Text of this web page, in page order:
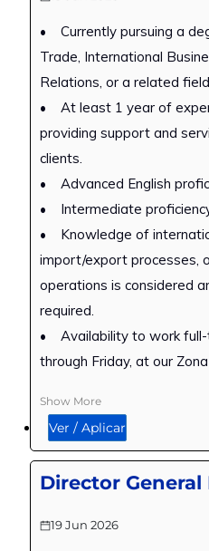
• Currently pursuing a
Trade, International
Relations, or a related
• At least 1 year of
providing support and
clients.
• Advanced English
• Intermediate
• Knowledge of
import/export processes,
operations is considered
required.
• Availability to work full-
through Friday, at our
Show More
Ver / Aplicar
Director General
19 Jun 2026